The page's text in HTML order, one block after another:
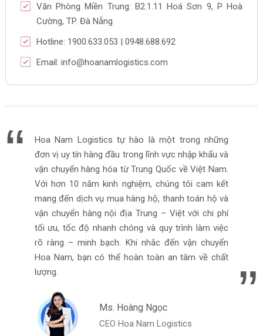
Văn Phòng Miền Trung: B2.1.11 Hoá Sơn 9, P Hoà
Cường, TP. Đà Nẵng
Hotline: 1900.633.053 | 0948.688.692
Email: info@hoanamlogistics.com
Hoa Nam Logistics tự hào là một trong những
đơn vị uy tín hàng đầu trong lĩnh vực nhập khẩu và
vận chuyển hàng hóa từ Trung Quốc về Việt Nam.
Với hơn 10 năm kinh nghiệm, chúng tôi cam kết
mang đến dịch vụ mua hàng hộ, thanh toán hộ và
vận chuyển hàng nội địa Trung – Việt với chi phí
tối ưu, tốc độ nhanh chóng và quy trình làm việc
rõ ràng – minh bạch. Khi nhắc đến vận chuyển
Hoa Nam, bạn có thể hoàn toàn an tâm về chất
lượng.
Ms. Hoàng Ngọc
CEO Hoa Nam Logistics